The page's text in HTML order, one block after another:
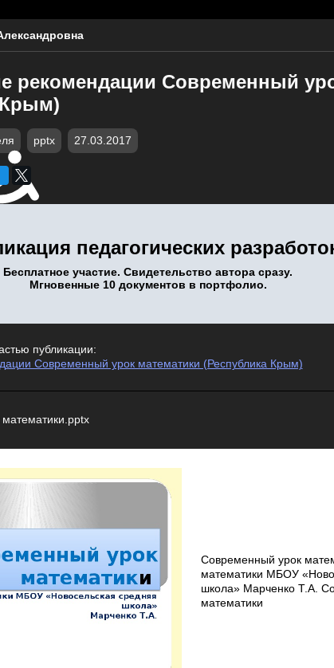
рекомендации Современный
Крым)
pptx 27.03.2017
педагогических
Бесплатное участие. Свидетельство автора сразу.
Мгновенные 10 документов в портфолио.
публикации:
Современный урок математики (Республика Крым)
Современный урок
математики МБОУ
школа» Марченко Т.А.
математики